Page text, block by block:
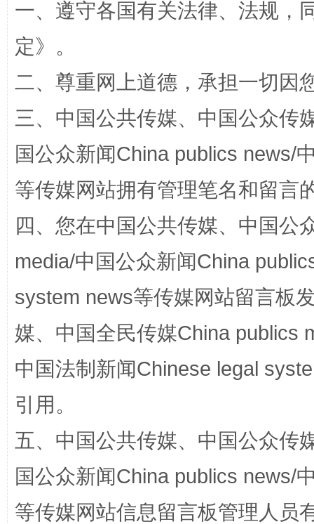
国家大学科技园优化重塑工作
一、遵守各国有关法律、法规，
定》。
二、尊重网上道德，承担一切因
三、中国公共传媒、中国公众传
国公众新闻China publics news/
等传媒网站拥有管理笔名和留言
四、您在中国公共传媒、中国公
media/中国公众新闻China
system news等传媒网站留言板
媒、中国全民传媒China publics
中国法制新闻Chinese legal
引用。
五、中国公共传媒、中国公众传
国公众新闻China publics news/
等传媒网站信息留言板管理人员